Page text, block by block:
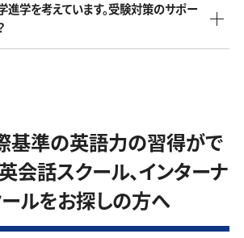
でしたら、一度JOIをご検討ください。JOIは
きる奈良県のインターナショナルスクール
小学生コース
中学生コース
考えている家庭の生徒もいます。
奈良県にご在住の方でインターナショナルス
ある場合はまずお問い合わせください。
からと選択すると後から後悔の原因にな
い費用に抑えられています。
だけでなく、質の高いインターナショナル
の方は一度JOIへお問い合わせください。
、学ぶ科目は英語だけで、英語力をCEFR基
ばしていくコースになります。インターナシ
進学を考えています。受験対策のサポー
キュラムを生徒に提供しており、志望校合格
ル教育と並行して、国内受験に向けた日々
ートを行っておりますので安心していただ
基準の英語力の習得がで
会話スクール、インターナ
ルをお探しの方へ